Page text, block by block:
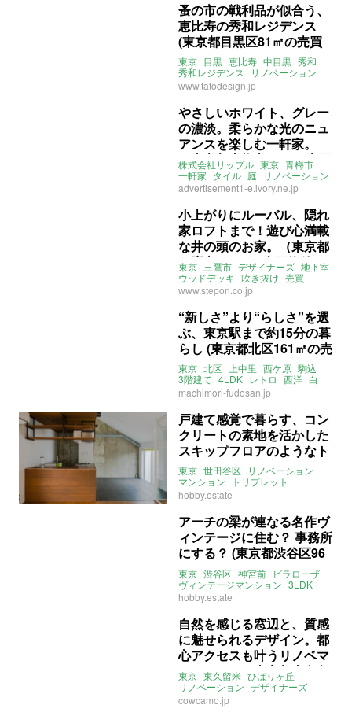
蚤の市の戦利品が似合う、
恵比寿の秀和レジデンス
(東京都目黒区81㎡の売買
物件)
東京 目黒 恵比寿 中目黒 秀和
秀和レジデンス
リノベーション
2LDK ヴィンテージマンション
ライター：ほしりょうこ
www.tatodesign.jp
やさしいホワイト、グレー
の濃淡。柔らかな光のニュ
アンスを楽しむ一軒家。
（東京都青梅市75㎡の売買
物件）
株式会社リップル 東京 青梅市
一軒家 タイル 庭
リノベーション
売買
advertisement1-e.ivory.ne.jp
小上がりにルーバル、隠れ
家ロフトまで！遊び心満載
な井の頭のお家。（東京都
三鷹市148㎡の売買物件）
東京 三鷹市 デザイナーズ 地下室
ウッドデッキ 吹き抜け 売買
www.stepon.co.jp
“新しさ”より“らしさ”を選
ぶ、東京駅まで約15分の暮
らし (東京都北区161㎡の売
買物件)
東京 北区 上中里 西ケ原 駒込
3階建て 4LDK レトロ 西洋 白
バルコニー
マチモリ不動産
machimori-fudosan.jp
戸建て感覚で暮らす、コン
クリートの素地を活かした
スキップフロアのようなト
リプレット（東京都世田谷
区114㎡の売買物件）
東京 世田谷区
リノベーション
マンション
トリプレット
テラスハウス
ホビー不動産
hobby.estate
アーチの梁が連なる名作ヴ
ィンテージに住む？ 事務所
にする？ (東京都渋谷区96
㎡の売買物件)
東京 渋谷区 神宮前 ビラローザ
ヴィンテージマンション 3LDK
アーチ ペット飼育可
事務所利用可
hobby.estate
自然を感じる窓辺と、質感
に魅せられるデザイン。都
心アクセスも叶うリノベマ
ンション。（東京都東久留
米市71㎡の売買物件）
東京 東久留米 ひばりヶ丘
リノベーション デザイナーズ
２人暮らし
cowcamo.jp